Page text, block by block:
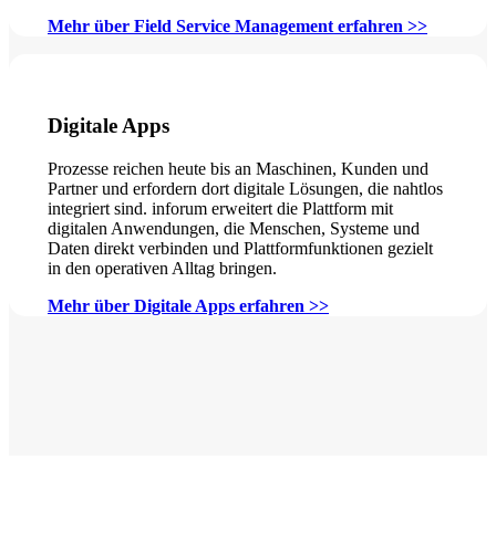
Mehr über Field Service Management erfahren >>
Digitale Apps
Prozesse reichen heute bis an Maschinen, Kunden und
Partner und erfordern dort digitale Lösungen, die nahtlos
integriert sind. inforum erweitert die Plattform mit
digitalen Anwendungen, die Menschen, Systeme und
Daten direkt verbinden und Plattformfunktionen gezielt
in den operativen Alltag bringen.
Mehr über Digitale Apps erfahren >>